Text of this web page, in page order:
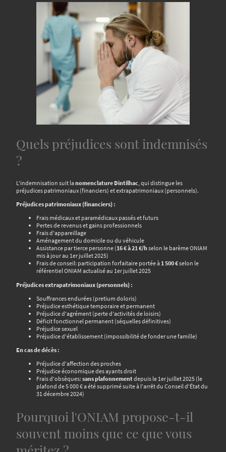
Quels préjudices sont indemnisés
?
L'indemnisation suit lanomenclature Dintilhac , qui distingue les
préjudices patrimoniaux (financiers) et extrapatrimoniaux (personnels).
Préjudices patrimoniaux (financiers) :
Frais médicaux et paramédicaux passés et futurs
Pertes de revenus et gains professionnels
Frais d'appareillage
Aménagement du domicile ou du véhicule
Assistance par tierce personne (16 € à 21 €/hselon le barème ONIAM
mis à jour au 1er juillet 2025)
Frais de conseil: participation forfaitaire portée à1 500 €selon le
référentiel ONIAM actualisé au 1er juillet 2025
Préjudices extrapatrimoniaux (personnels) :
Souffrances endurées (pretium doloris)
Préjudice esthétique temporaire et permanent
Préjudice d'agrément (perte d'activités de loisirs)
Déficit fonctionnel permanent (séquelles définitives)
Préjudice sexuel
Préjudice d'établissement (impossibilité de fonder une famille)
En cas de décès :
Préjudice d'affection des proches
Préjudice économique des ayants droit
Frais d'obsèques: sans plafonnementdepuis le 1er juillet 2025 (le
plafond de 5 000 € a été supprimé suite à l'arrêt du Conseil d'État du
31 décembre 2024)
Pourquoi l'ONIAM propose-t-il
souvent moins que ce que vous